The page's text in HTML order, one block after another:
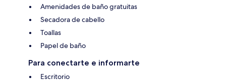
Amenidades de baño gratuitas
Secadora de cabello
Toallas
Papel de baño
Para conectarte e informarte
Escritorio